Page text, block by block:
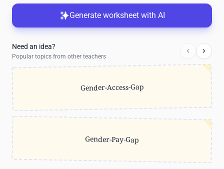
Generate worksheet with AI
Need an idea?
Popular topics from other teachers
Gender-Access-Gap
Gender-Pay-Gap